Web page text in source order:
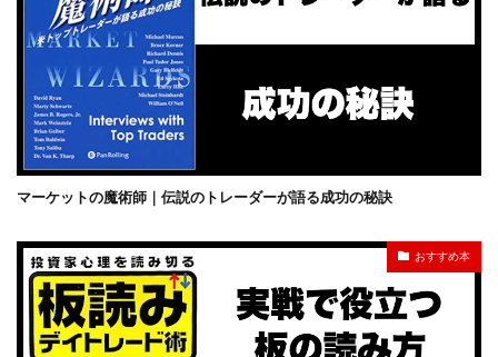
マーケットの魔術師｜伝説のトレーダーが語る成功の秘訣
おすすめ本